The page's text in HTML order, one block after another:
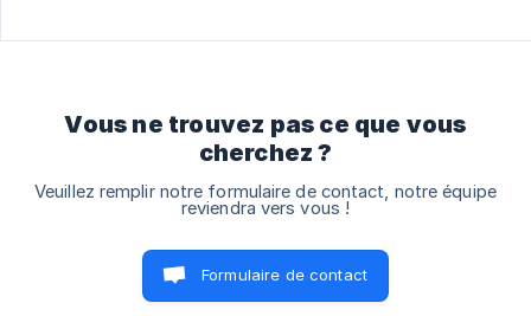
Vous ne trouvez pas ce que vous
cherchez ?
Veuillez remplir notre formulaire de contact, notre équipe
reviendra vers vous !
Formulaire de contact